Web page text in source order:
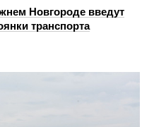
Новгороде введут
транспорта